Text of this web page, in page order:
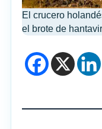
El crucero
el brote de